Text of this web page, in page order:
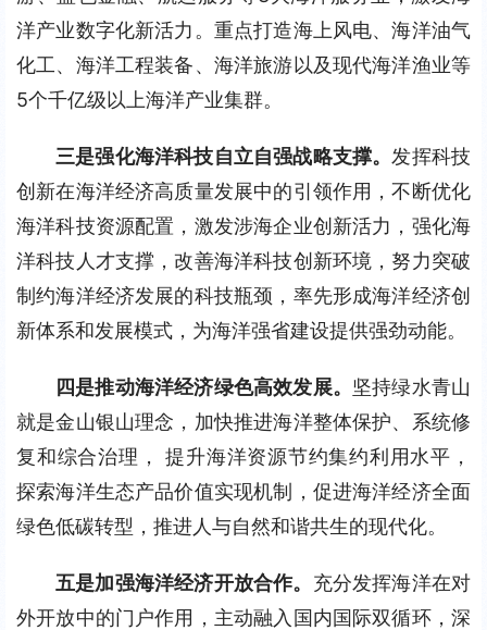
洋产业数字化新活力。重点打造海上风电、海洋油气
化工、海洋工程装备、海洋旅游以及现代海洋渔业等
5个千亿级以上海洋产业集群。
三是强化海洋科技自立自强战略支撑。 发挥科技
创新在海洋经济高质量发展中的引领作用，不断优化
海洋科技资源配置，激发涉海企业创新活力，强化海
洋科技人才支撑，改善海洋科技创新环境，努力突破
制约海洋经济发展的科技瓶颈，率先形成海洋经济创
新体系和发展模式，为海洋强省建设提供强劲动能。
四是推动海洋经济绿色高效发展。 坚持绿水青山
就是金山银山理念，加快推进海洋整体保护、系统修
复和综合治理， 提升海洋资源节约集约利用水平，
探索海洋生态产品价值实现机制，促进海洋经济全面
绿色低碳转型，推进人与自然和谐共生的现代化。
五是加强海洋经济开放合作。 充分发挥海洋在对
外开放中的门户作用，主动融入国内国际双循环，深